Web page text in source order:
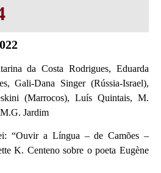
da Costa Rodrigues, Eduarda
Gali-Dana Singer (Rússia-Israel),
(Marrocos), Luís Quintais, M.
Jardim
“Ouvir a Língua – de Camões –
K. Centeno sobre o poeta Eugène